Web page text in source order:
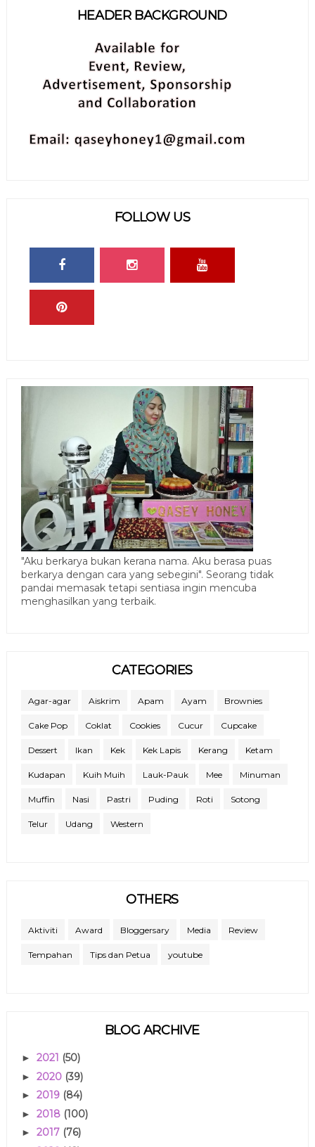
HEADER BACKGROUND
FOLLOW US
"Aku berkarya bukan kerana nama. Aku berasa puas
berkarya dengan cara yang sebegini". Seorang tidak
pandai memasak tetapi sentiasa ingin mencuba
menghasilkan yang terbaik.
CATEGORIES
Agar-agar Aiskrim Apam Ayam Brownies
Cake Pop Coklat Cookies Cucur Cupcake
Dessert Ikan Kek Kek Lapis Kerang Ketam
Kudapan Kuih Muih Lauk-Pauk Mee Minuman
Muffin Nasi Pastri Puding Roti Sotong
Telur Udang Western
OTHERS
Aktiviti Award Bloggersary Media Review
Tempahan Tips dan Petua youtube
BLOG ARCHIVE
► 2021 (50)
► 2020 (39)
► 2019 (84)
► 2018 (100)
► 2017 (76)